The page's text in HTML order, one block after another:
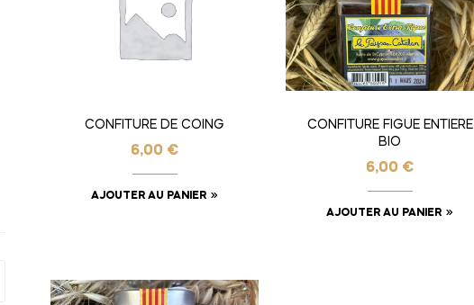
CONFITURE DE COING
6,00 €
AJOUTER AU PANIER
CONFITURE FIGUE ENTIERE
BIO
6,00 €
AJOUTER AU PANIER